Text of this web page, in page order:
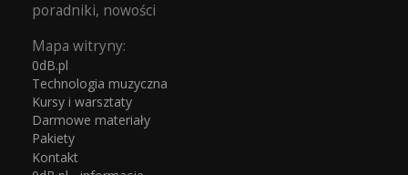
poradniki, nowości
Mapa witryny:
0dB.pl
Technologia muzyczna
Kursy i warsztaty
Darmowe materiały
Pakiety
Kontakt